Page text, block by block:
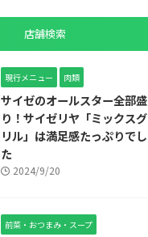
店舗検索
現行メニュー 肉類
サイゼのオールスター全部盛
り！サイゼリヤ「ミックスグ
リル」は満足感たっぷりでし
た
2024/9/20
前菜・おつまみ・スープ